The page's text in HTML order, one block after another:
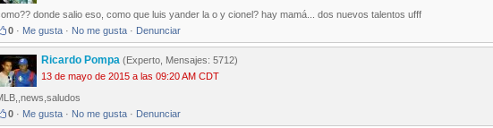
donde salio eso, como que luis yander la o y cionel? hay mamá... dos nuevos talentos ufff
0 · Me gusta · No me gusta · Denunciar
Ricardo Pompa (Experto, Mensajes: 5712)
13 de mayo de 2015 a las 09:20 AM CDT
0 · Me gusta · No me gusta · Denunciar